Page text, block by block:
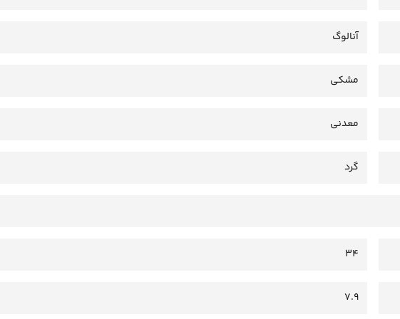
آنالوگ
مشکی
معدنی
گرد
34
7.9